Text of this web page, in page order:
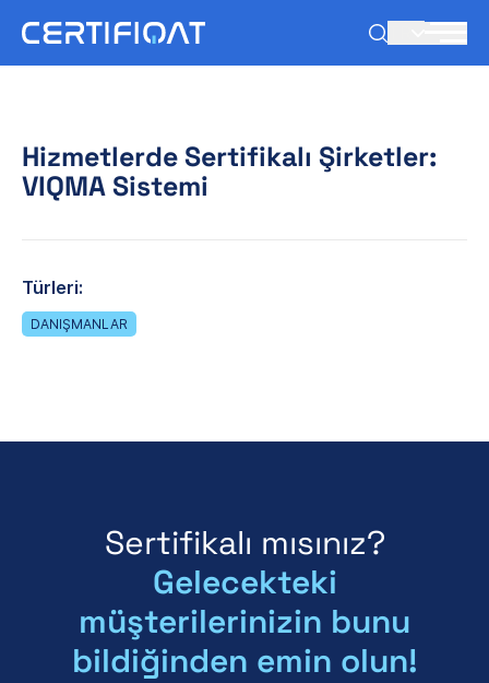
Hizmetlerde Sertifikalı Şirketler:
VIQMA Sistemi
Türleri:
DANIŞMANLAR
Sertifikalı mısınız?
Gelecekteki
müşterilerinizin bunu
bildiğinden emin olun!